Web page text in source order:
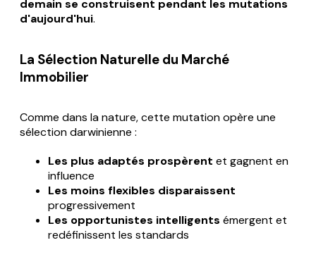
demain se construisent pendant les mutations
d'aujourd'hui.
La Sélection Naturelle du Marché
Immobilier
Comme dans la nature, cette mutation opère une
sélection darwinienne :
Les plus adaptés prospèrent et gagnent en
influence
Les moins flexibles disparaissent
progressivement
Les opportunistes intelligents émergent et
redéfinissent les standards